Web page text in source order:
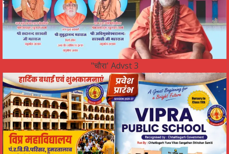
"चौरा' Advst 3